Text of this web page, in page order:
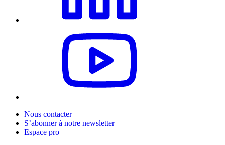
Nous contacter
S’abonner à notre newsletter
Espace pro